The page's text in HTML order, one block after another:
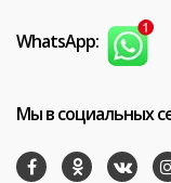
WhatsApp:
Мы в социальных